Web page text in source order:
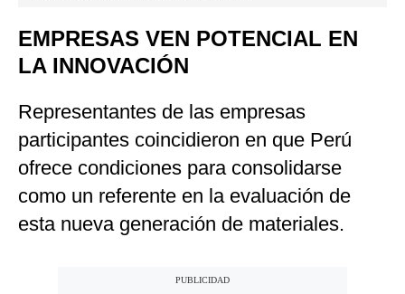
EMPRESAS VEN POTENCIAL EN
LA INNOVACIÓN
Representantes de las empresas
participantes coincidieron en que Perú
ofrece condiciones para consolidarse
como un referente en la evaluación de
esta nueva generación de materiales.